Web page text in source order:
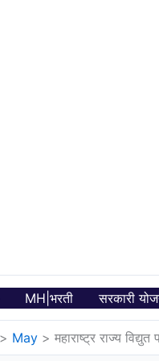
MH|भरती सरकारी
May महाराष्ट्र राज्य